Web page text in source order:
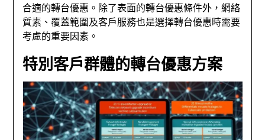
合適的轉台優惠。除了表面的轉台優惠條件外，網絡
質素、覆蓋範圍及客戶服務也是選擇轉台優惠時需要
考慮的重要因素。
特別客戶群體的轉台優惠方案